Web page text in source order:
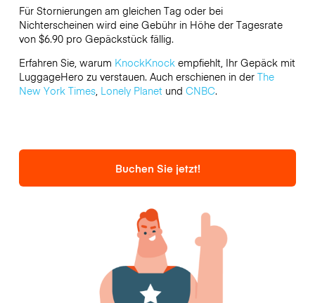
Für Stornierungen am gleichen Tag oder bei
Nichterscheinen wird eine Gebühr in Höhe der Tagesrate
von $6.90 pro Gepäckstück fällig.
Erfahren Sie, warum KnockKnockempfiehlt, Ihr Gepäck mit
LuggageHero zu verstauen. Auch erschienen in der The
New York Times, Lonely Planetund CNBC.
Buchen Sie jetzt!